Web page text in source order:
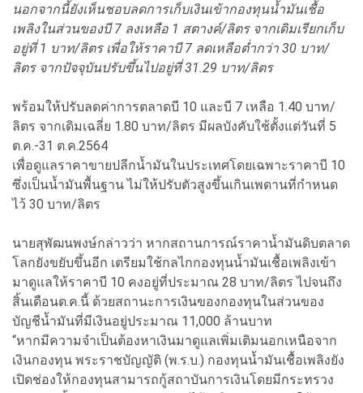
นอกจากนี้ยังเห็นชอบลดการเก็บเงินเข้ากองทุนน้ำมันเชื้อ
เพลิงในส่วนของบี 7 ลงเหลือ 1 สตางค์/ลิตร จากเดิมเรียกเก็บ
อยู่ที่ 1 บาท/ลิตร เพื่อให้ราคาบี 7 ลดเหลือต่ำกว่า 30 บาท/
ลิตร จากปัจจุบันปรับขึ้นไปอยู่ที่ 31.29 บาท/ลิตร
พร้อมให้ปรับลดค่าการตลาดบี 10 และบี 7 เหลือ 1.40 บาท/
ลิตร จากเดิมเฉลี่ย 1.80 บาท/ลิตร มีผลบังคับใช้ตั้งแต่วันที่ 5
ต.ค.-31 ต.ค.2564
เพื่อดูแลราคาขายปลีกน้ำมันในประเทศโดยเฉพาะราคาบี 10
ซึ่งเป็นน้ำมันพื้นฐาน ไม่ให้ปรับตัวสูงขึ้นเกินเพดานที่กำหนด
ไว้ 30 บาท/ลิตร
นายสุพัฒนพงษ์กล่าวว่า หากสถานการณ์ราคาน้ำมันดิบตลาด
โลกยังขยับขึ้นอีก เตรียมใช้กลไกกองทุนน้ำมันเชื้อเพลิงเข้า
มาดูแลให้ราคาบี 10 คงอยู่ที่ประมาณ 28 บาท/ลิตร ไปจนถึง
สิ้นเดือนต.ค.นี้ ด้วยสถานะการเงินของกองทุนในส่วนของ
บัญชีน้ำมันที่มีเงินอยู่ประมาณ 11,000 ล้านบาท
“หากมีความจำเป็นต้องหาเงินมาดูแลเพิ่มเติมนอกเหนือจาก
เงินกองทุน พระราชบัญญัติ (พ.ร.บ.) กองทุนน้ำมันเชื้อเพลิงยัง
เปิดช่องให้กองทุนสามารถกู้สถาบันการเงินโดยมีกระทรวง